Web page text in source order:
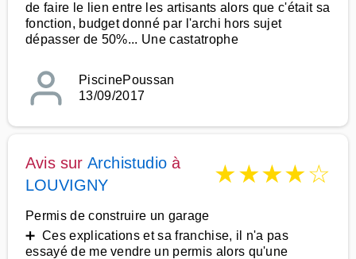
de faire le lien entre les artisants alors que c'était sa
fonction, budget donné par l'archi hors sujet
dépasser de 50%... Une castatrophe
PiscinePoussan
13/09/2017
Avis sur Archistudio à
LOUVIGNY
★★★★☆
Permis de construire un garage
➕ Ces explications et sa franchise, il n'a pas
essayé de me vendre un permis alors qu'une